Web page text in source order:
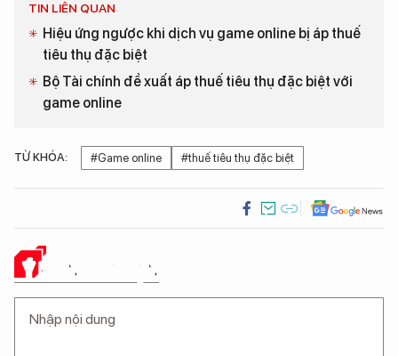
TIN LIÊN QUAN
Hiệu ứng ngược khi dịch vụ game online bị áp thuế
tiêu thụ đặc biệt
Bộ Tài chính đề xuất áp thuế tiêu thụ đặc biệt với
game online
TỪ KHÓA: #Game online #thuế tiêu thụ đặc biệt
Ý KIẾN CỦA BẠN